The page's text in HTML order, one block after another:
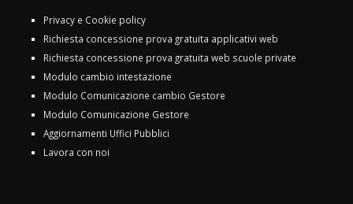
Privacy e Cookie policy
Richiesta concessione prova gratuita applicativi web
Richiesta concessione prova gratuita web scuole private
Modulo cambio intestazione
Modulo Comunicazione cambio Gestore
Modulo Comunicazione Gestore
Aggiornamenti Uffici Pubblici
Lavora con noi